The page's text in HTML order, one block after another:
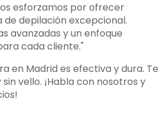
esforzamos por ofrecer
de depilación excepcional.
avanzadas y un enfoque
cada cliente."
en Madrid es efectiva y dura. Te
vello. ¡Habla con nosotros y